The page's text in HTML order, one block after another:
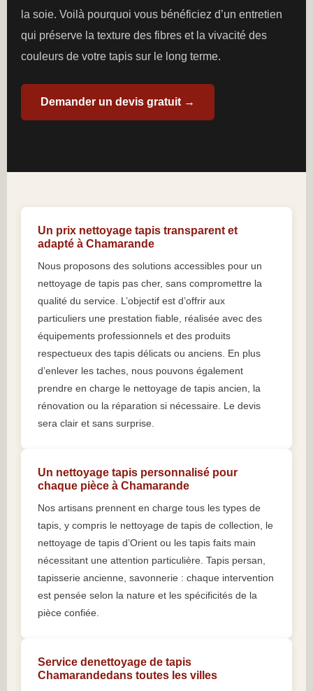
la soie. Voilà pourquoi vous bénéficiez d’un entretien
qui préserve la texture des fibres et la vivacité des
couleurs de votre tapis sur le long terme.
Demander un devis gratuit →
Un prix nettoyage tapis transparent et
adapté à Chamarande
Nous proposons des solutions accessibles pour un
nettoyage de tapis pas cher, sans compromettre la
qualité du service. L’objectif est d’offrir aux
particuliers une prestation fiable, réalisée avec des
équipements professionnels et des produits
respectueux des tapis délicats ou anciens. En plus
d’enlever les taches, nous pouvons également
prendre en charge le nettoyage de tapis ancien, la
rénovation ou la réparation si nécessaire. Le devis
sera clair et sans surprise.
Un nettoyage tapis personnalisé pour
chaque pièce à Chamarande
Nos artisans prennent en charge tous les types de
tapis, y compris le nettoyage de tapis de collection, le
nettoyage de tapis d’Orient ou les tapis faits main
nécessitant une attention particulière. Tapis persan,
tapisserie ancienne, savonnerie : chaque intervention
est pensée selon la nature et les spécificités de la
pièce confiée.
Service denettoyage de tapis
Chamarandedans toutes les villes